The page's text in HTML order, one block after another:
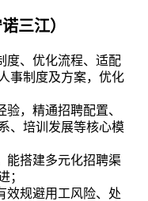
三江）
度、优化流程、适配
事制度及方案，优化
，精通招聘配置、
、培训发展等核心模
能搭建多元化招聘渠
；
效规避用工风险、处